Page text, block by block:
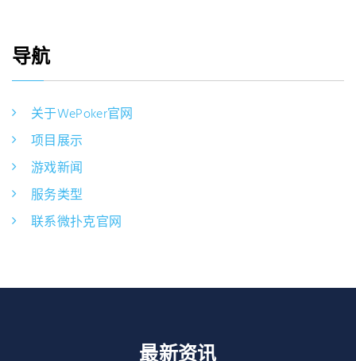
导航
关于WePoker官网
项目展示
游戏新闻
服务类型
联系微扑克官网
最新资讯